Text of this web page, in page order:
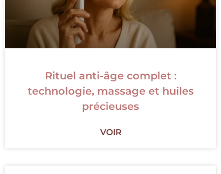
Rituel anti-âge complet :
technologie, massage et huiles
précieuses
VOIR